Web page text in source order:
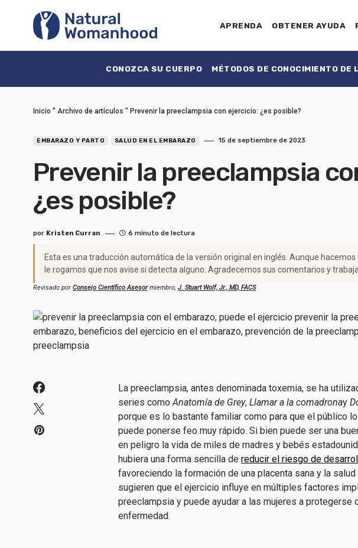
APRENDA OBTENER AYUDA
CONOZCA SU CUERPO MÉTODOS DE CONOCIMIENTO DE
Inicio " Archivo de artículos " Prevenir la preeclampsia con ejercicio: ¿es posible?
EMBARAZO Y PARTO SALUD EN EL EMBARAZO 15 de septiembre de 2023
Prevenir la preeclampsia
¿es posible?
por Kristen Curran 6 minuto de lectura
Esta es una traducción automática de la versión original en inglés. Aunque
le rogamos que nos avise si detecta alguno. Agradecemos sus comentarios y
Revisado por Consejo Científico Asesormiembro, J. Stuart Wolf, Jr., MD, FACS
La preeclampsia, antes denominada toxemia, se ha
series comoAnatomía de Grey, Llamar a la comadronay
porque es lo bastante familiar como para que el público
puede ponerse feo muy rápido. Si bien puede ser una
en peligro la vida de miles de madres y bebés
hubiera una forma sencilla de reducir el riesgo de
favoreciendo la formación de una placenta sana y la
sugieren que el ejercicio influye en múltiples factores
preeclampsia y puede ayudar a las mujeres a
enfermedad.